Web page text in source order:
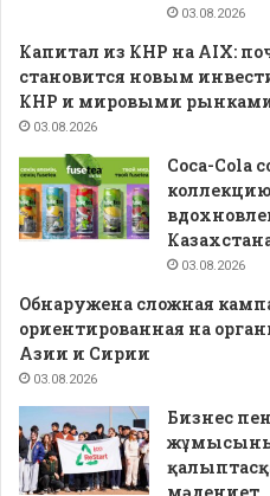
03.08.2026
Капитал из КНР на AIX:
становится новым
КНР и мировыми
03.08.2026
Coca-Cola
коллекцию
03.08.2026
Обнаружена сложная
ориентированная на
Азии и Сирии
03.08.2026
Бизнес